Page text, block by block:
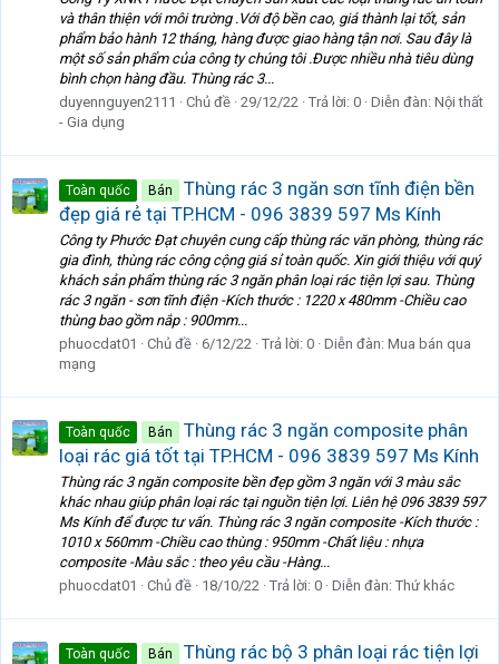
và thân thiện với môi trường .Với độ bền cao, giá thành lại tốt, sản
phẩm bảo hành 12 tháng, hàng được giao hàng tận nơi. Sau đây là
một số sản phẩm của công ty chúng tôi .Được nhiều nhà tiêu dùng
bình chọn hàng đầu. Thùng rác 3...
duyennguyen2111
Chủ đề 29/12/22 Trả lời: 0 Diễn đàn: Nội thất
- Gia dụng
Toàn quốc Bán
Thùng rác 3 ngăn sơn tĩnh điện bền
đẹp giá rẻ tại TP.HCM - 096 3839 597 Ms Kính
Công ty Phước Đạt chuyên cung cấp thùng rác văn phòng, thùng rác
gia đình, thùng rác công cộng giá sỉ toàn quốc. Xin giới thiệu với quý
khách sản phẩm thùng rác 3 ngăn phân loại rác tiện lợi sau. Thùng
rác 3 ngăn - sơn tĩnh điện -Kích thước : 1220 x 480mm -Chiều cao
thùng bao gồm nắp : 900mm...
phuocdat01
Chủ đề 6/12/22 Trả lời: 0 Diễn đàn: Mua bán qua
mạng
Toàn quốc Bán
Thùng rác 3 ngăn composite phân
loại rác giá tốt tại TP.HCM - 096 3839 597 Ms Kính
Thùng rác 3 ngăn composite bền đẹp gồm 3 ngăn với 3 màu sắc
khác nhau giúp phân loại rác tại nguồn tiện lợi. Liên hệ 096 3839 597
Ms Kính để được tư vấn. Thùng rác 3 ngăn composite -Kích thước :
1010 x 560mm -Chiều cao thùng : 950mm -Chất liệu : nhựa
composite -Màu sắc : theo yêu cầu -Hàng...
phuocdat01
Chủ đề 18/10/22 Trả lời: 0 Diễn đàn: Thứ khác
Toàn quốc Bán
Thùng rác bộ 3 phân loại rác tiện lợi